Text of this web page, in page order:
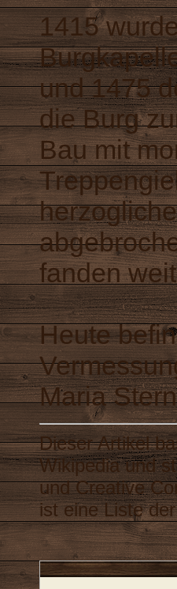
1415
und 1475
die Burg
Bau mit
fanden
Heute
Maria
Dieser Artikel
Wikipediaund
undCreative
ist eineListe